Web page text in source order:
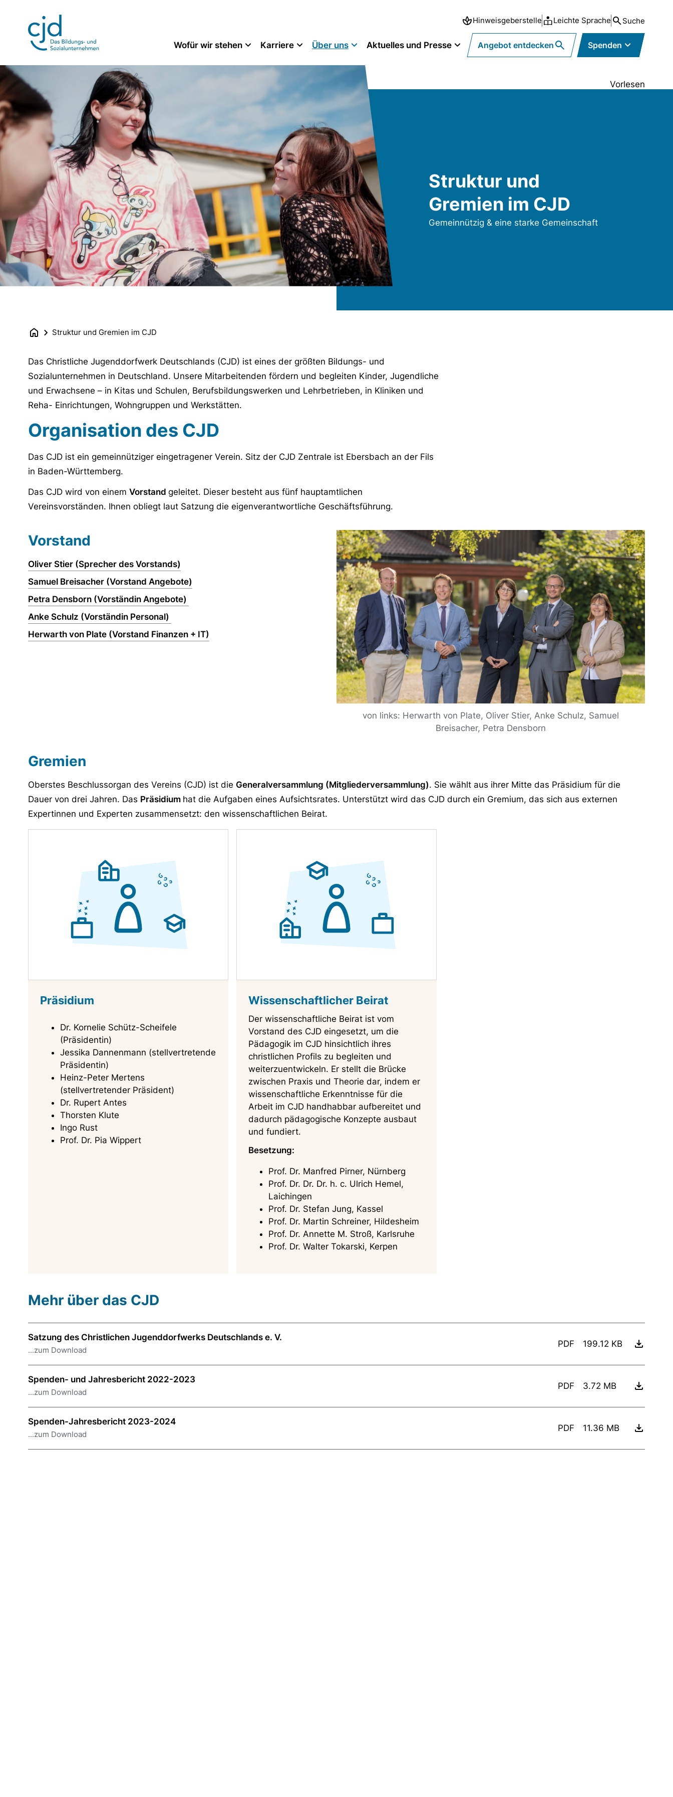
Hinweisgeberstelle Leichte Sprache Suche
Wofür wir stehen Karriere Über uns Aktuelles und Presse Angebot entdecken Spenden
Vorlesen
Struktur und
Gremien im CJD
Gemeinnützig & eine starke Gemeinschaft
Struktur und Gremien im CJD
Das Christliche Jugenddorfwerk Deutschlands (CJD) ist eines der größten Bildungs- und
Sozialunternehmen in Deutschland. Unsere Mitarbeitenden fördern und begleiten Kinder, Jugendliche
und Erwachsene – in Kitas und Schulen, Berufsbildungswerken und Lehrbetrieben, in Kliniken und
Reha- Einrichtungen, Wohngruppen und Werkstätten.
Organisation des CJD
Das CJD ist ein gemeinnütziger eingetragener Verein. Sitz der CJD Zentrale ist Ebersbach an der Fils
in Baden-Württemberg.
Das CJD wird von einem Vorstand geleitet. Dieser besteht aus fünf hauptamtlichen
Vereinsvorständen. Ihnen obliegt laut Satzung die eigenverantwortliche Geschäftsführung.
Vorstand
Oliver Stier (Sprecher des Vorstands)
Samuel Breisacher (Vorstand Angebote)
Petra Densborn (Vorständin Angebote)
Anke Schulz (Vorständin Personal)
Herwarth von Plate (Vorstand Finanzen + IT)
von links: Herwarth von Plate, Oliver Stier, Anke Schulz, Samuel
Breisacher, Petra Densborn
Gremien
Oberstes Beschlussorgan des Vereins (CJD) ist die Generalversammlung (Mitgliederversammlung). Sie wählt aus ihrer Mitte das Präsidium für die
Dauer von drei Jahren. Das Präsidium hat die Aufgaben eines Aufsichtsrates. Unterstützt wird das CJD durch ein Gremium, das sich aus externen
Expertinnen und Experten zusammensetzt: den wissenschaftlichen Beirat.
Präsidium
Dr. Kornelie Schütz-Scheifele
(Präsidentin)
Jessika Dannenmann (stellvertretende
Präsidentin)
Heinz-Peter Mertens
(stellvertretender Präsident)
Dr. Rupert Antes
Thorsten Klute
Ingo Rust
Prof. Dr. Pia Wippert
Wissenschaftlicher Beirat
Der wissenschaftliche Beirat ist vom
Vorstand des CJD eingesetzt, um die
Pädagogik im CJD hinsichtlich ihres
christlichen Profils zu begleiten und
weiterzuentwickeln. Er stellt die Brücke
zwischen Praxis und Theorie dar, indem er
wissenschaftliche Erkenntnisse für die
Arbeit im CJD handhabbar aufbereitet und
dadurch pädagogische Konzepte ausbaut
und fundiert.
Besetzung:
Prof. Dr. Manfred Pirner, Nürnberg
Prof. Dr. Dr. Dr. h. c. Ulrich Hemel,
Laichingen
Prof. Dr. Stefan Jung, Kassel
Prof. Dr. Martin Schreiner, Hildesheim
Prof. Dr. Annette M. Stroß, Karlsruhe
Prof. Dr. Walter Tokarski, Kerpen
Mehr über das CJD
Satzung des Christlichen Jugenddorfwerks Deutschlands e. V.
...zum Download
PDF 199.12 KB
Spenden- und Jahresbericht 2022-2023
...zum Download
PDF 3.72 MB
Spenden-Jahresbericht 2023-2024
...zum Download
PDF 11.36 MB